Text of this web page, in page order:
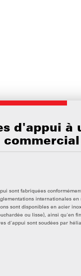
d'appui à
commercial
sont fabriquées
internationales en
sont disponibles en acier
ou lisse), ainsi qu'en
d'appui sont soudées par